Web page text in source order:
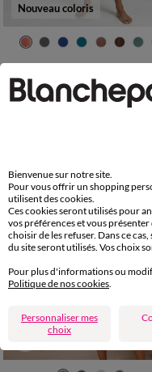
Nouveau coloris
34/36 38/40 42/44
46/
50/52 54/56
Bienvenue sur notre site.
Pour vous offrir un shopping
utilisent des cookies.
Ces cookies seront utilisés pour
vos préférences et vous
choisir de les refuser. Dans ce
du site seront utilisés. Vos choix
Pour plus d'informations ou
Politique de nos cookies
Personnaliser mes
choix